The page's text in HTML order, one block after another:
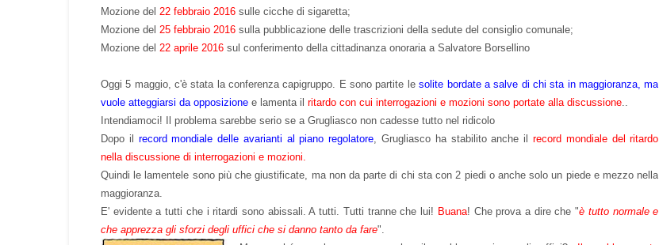
Mozione del 22 febbraio 2016 sulle cicche di sigaretta;
Mozione del 25 febbraio 2016 sulla pubblicazione delle trascrizioni della sedute del consiglio comunale;
Mozione del 22 aprile 2016 sul conferimento della cittadinanza onoraria a Salvatore Borsellino
Oggi 5 maggio, c'è stata la conferenza capigruppo. E sono partite lesolite bordate a salve di chi sta in maggioranza, ma
vuole atteggiarsi da opposizione e lamenta il ritardo con cui interrogazioni e mozioni sono portate alla discussione..
Intendiamoci! Il problema sarebbe serio se a Grugliasco non cadesse tutto nel ridicolo
Dopo il record mondiale delle avarianti al piano regolatore, Grugliasco ha stabilito anche ilrecord mondiale del ritardo
nella discussione di interrogazioni e mozioni.
Quindi le lamentele sono più che giustificate, ma non da parte di chi sta con 2 piedi o anche solo un piede e mezzo nella
maggioranza.
E' evidente a tutti che i ritardi sono abissali. A tutti. Tutti tranne che lui! Buana! Che prova a dire che "è tutto normale e
che apprezza gli sforzi degli uffici che si danno tanto da fare".